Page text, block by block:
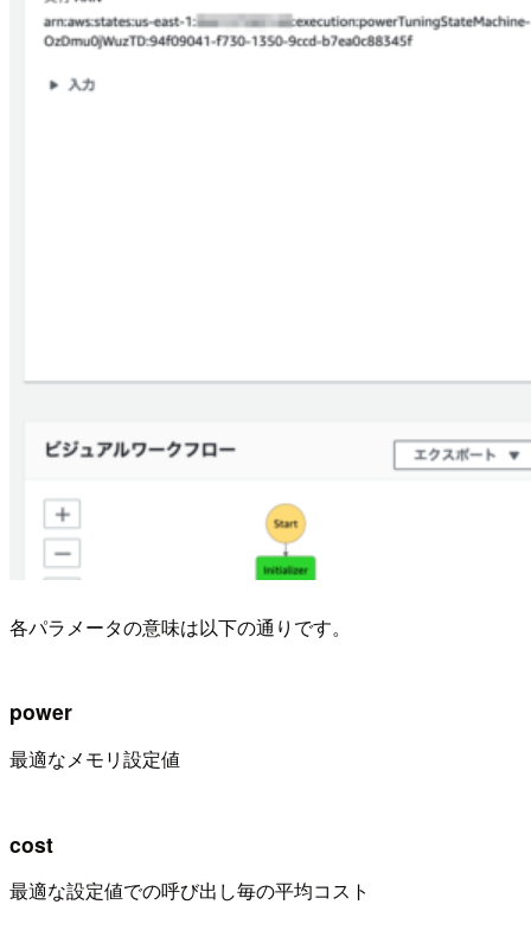
各パラメータの意味は以下の通りです。
power
最適なメモリ設定値
cost
最適な設定値での呼び出し毎の平均コスト